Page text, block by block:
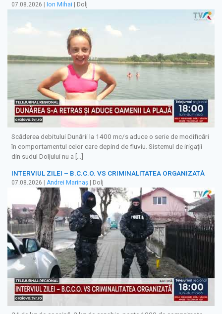
07.08.2026 Ion Mihai | Dolj
Scăderea debitului Dunării la 1400 mc/s aduce o serie de modificări
în comportamentul celor care depind de fluviu. Sistemul de irigații
din sudul Doljului nu a […]
INTERVIUL ZILEI – B.C.C.O. VS CRIMINALITATEA ORGANIZATĂ
07.08.2026 Andrei Marinaș | Dolj